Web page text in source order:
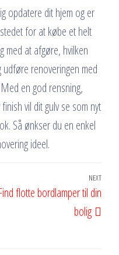
opdatere dit hjem og er
for at købe et helt
med at afgøre, hvilken
renoveringen med
en god rensning,
vil dit gulv se som nyt
Så ønkser du en enkel
ideel.
Next
NEXT
flotte bordlamper til din
bolig